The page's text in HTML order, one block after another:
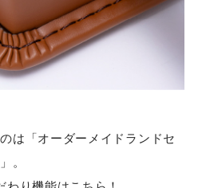
は「オーダーメイドランドセ
。